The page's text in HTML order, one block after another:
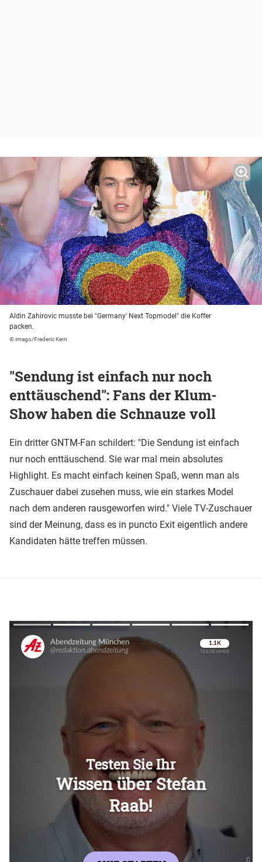
Aldin Zahirovic musste bei "Germany' Next Topmodel" die Koffer
packen.
© imago/Frederic Kern
"Sendung ist einfach nur noch
enttäuschend": Fans der Klum-
Show haben die Schnauze voll
Ein dritter GNTM-Fan schildert: "Die Sendung ist einfach
nur noch enttäuschend. Sie war mal mein absolutes
Highlight. Es macht einfach keinen Spaß, wenn man als
Zuschauer dabei zusehen muss, wie ein starkes Model
nach dem anderen rausgeworfen wird." Viele TV-Zuschauer
sind der Meinung, dass es in puncto Exit eigentlich andere
Kandidaten hätte treffen müssen.
Überspringen
Überspringen